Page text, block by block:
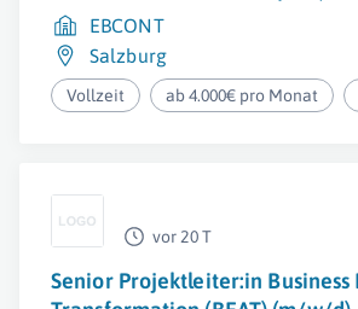
EBCONT
Salzburg
Vollzeit ab 4.000€ pro Monat
vor 20 T
Senior Projektleiter:in Business